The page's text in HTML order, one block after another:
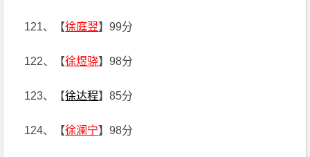
121、【徐庭翌】99分
122、【徐煜骁】98分
123、【徐达程】85分
124、【徐澜宁】98分